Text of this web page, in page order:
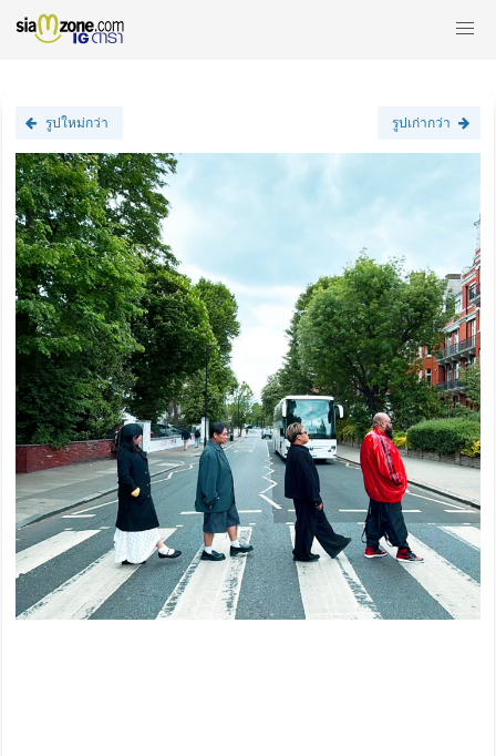
รูปใหม่กว่า รูปเก่ากว่า